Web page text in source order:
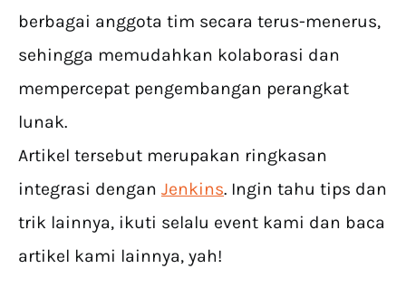
berbagai anggota tim secara terus-menerus,
sehingga memudahkan kolaborasi dan
mempercepat pengembangan perangkat
lunak.
Artikel tersebut merupakan ringkasan
integrasi dengan Jenkins. Ingin tahu tips dan
trik lainnya, ikuti selalu event kami dan baca
artikel kami lainnya, yah!